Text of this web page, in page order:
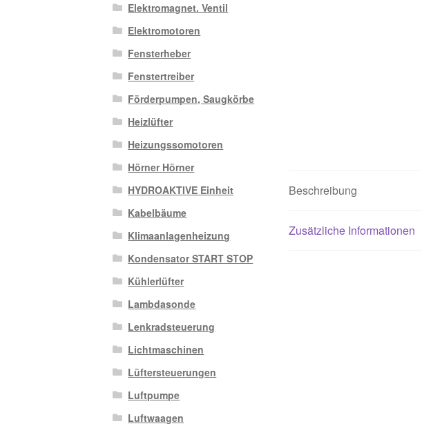
Beschreibung
Zusätzliche Informationen
Elektromagnet. Ventil
Elektromotoren
Fensterheber
Fenstertreiber
Förderpumpen, Saugkörbe
Heizlüfter
Heizungssomotoren
Hörner Hörner
HYDROAKTIVE Einheit
Kabelbäume
Klimaanlagenheizung
Kondensator START STOP
Kühlerlüfter
Lambdasonde
Lenkradsteuerung
Lichtmaschinen
Lüftersteuerungen
Luftpumpe
Luftwaagen